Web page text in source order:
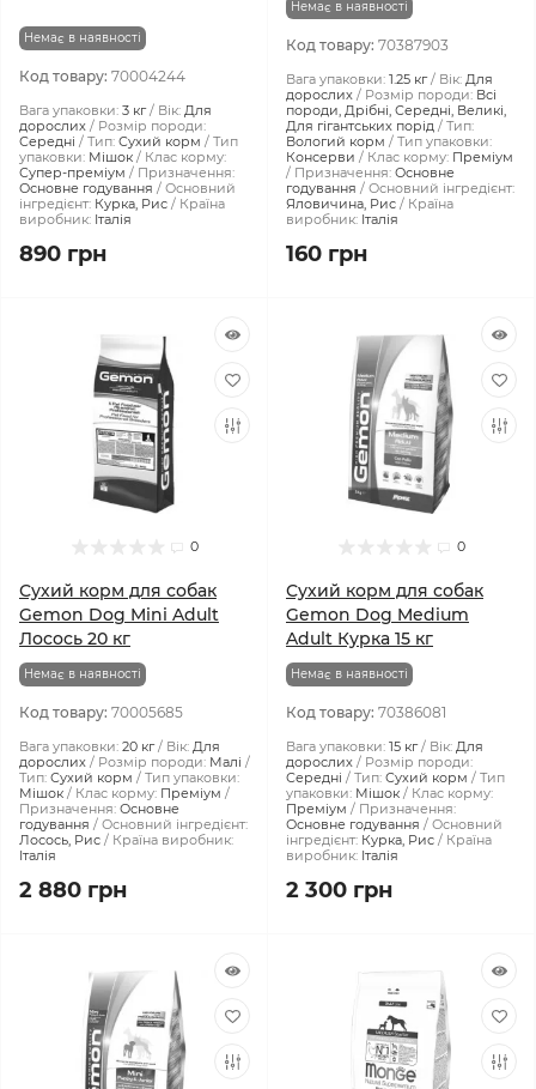
Немає в наявності
Код товару: 70004244
Вага упаковки: 3 кг Вік: Для
дорослих
Розмір породи:
Середні
Тип: Сухий корм
Тип
упаковки: Мішок
Клас корму:
Супер-преміум
Призначення:
Основне годування
Основний
інгредієнт: Курка, Рис
Країна
виробник: Італія
890 грн
Немає в наявності
Код товару: 70387903
Вага упаковки: 1.25 кг Вік: Для
дорослих
Розмір породи: Всі
породи, Дрібні, Середні, Великі,
Для гігантських порід
Тип:
Вологий корм
Тип упаковки:
Консерви
Клас корму: Преміум
Призначення: Основне
годування
Основний інгредієнт:
Яловичина, Рис
Країна
виробник: Італія
160 грн
0
Сухий корм для собак
Gemon Dog Mini Adult
Лосось 20 кг
Немає в наявності
Код товару: 70005685
Вага упаковки: 20 кг Вік: Для
дорослих
Розмір породи: Малі
Тип: Сухий корм
Тип упаковки:
Мішок
Клас корму: Преміум
Призначення: Основне
годування
Основний інгредієнт:
Лосось, Рис
Країна виробник:
Італія
2 880 грн
0
Сухий корм для собак
Gemon Dog Medium
Adult Курка 15 кг
Немає в наявності
Код товару: 70386081
Вага упаковки: 15 кг Вік: Для
дорослих
Розмір породи:
Середні
Тип: Сухий корм
Тип
упаковки: Мішок
Клас корму:
Преміум
Призначення:
Основне годування
Основний
інгредієнт: Курка, Рис
Країна
виробник: Італія
2 300 грн